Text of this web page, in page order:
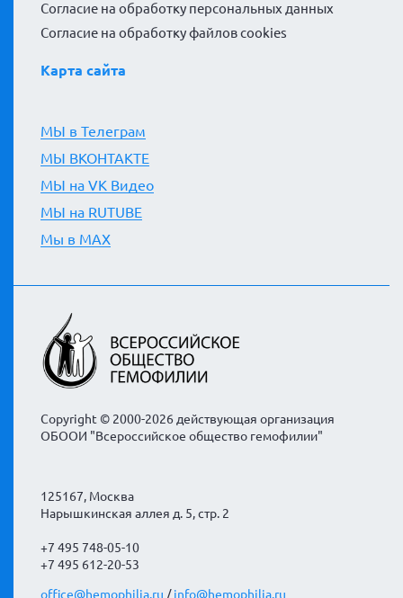
Согласие на обработку персональных данных
Согласие на обработку файлов cookies
Карта сайта
МЫ в Телеграм
МЫ ВКОНТАКТЕ
МЫ на VK Видео
МЫ на RUTUBE
Мы в MAX
Copyright © 2000-2026 действующая организация
ОБООИ "Всероссийское общество гемофилии"
125167, Москва
Нарышкинская аллея д. 5, стр. 2
+7 495 748-05-10
+7 495 612-20-53
office@hemophilia.ru /info@hemophilia.ru